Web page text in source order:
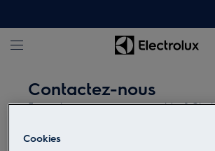
Contactez-nous
En quoi pouvons-nous vous aider ?
Via e-mail
Cookies